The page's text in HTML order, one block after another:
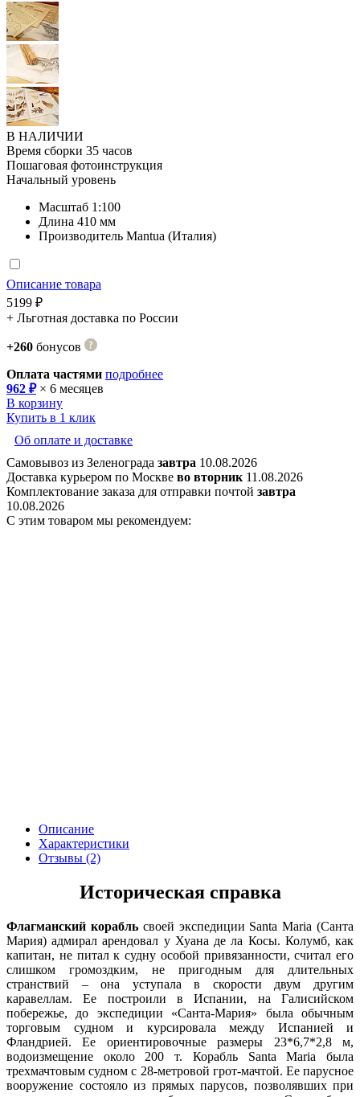
В НАЛИЧИИ
Время сборки 35 часов
Пошаговая фотоинструкция
Начальный уровень
Масштаб 1:100
Длина 410 мм
Производитель Mantua (Италия)
Описание товара
5199 ₽
+ Льготная доставка по России
+260 бонусов
Оплата частями подробнее
962 ₽× 6 месяцев
В корзину
Купить в 1 клик
Об оплате и доставке
Самовывоз из Зеленограда завтра 10.08.2026
Доставка курьером по Москве во вторник 11.08.2026
Комплектование заказа для отправки почтой завтра
10.08.2026
С этим товаром мы рекомендуем:
Описание
Характеристики
Отзывы (2)
Историческая справка
Флагманский корабльсвоей экспедиции Santa Maria (Санта
Мария) адмирал арендовал у Хуана де ла Косы. Колумб, как
капитан, не питал к судну особой привязанности, считал его
слишком громоздким, не пригодным для длительных
странствий – она уступала в скорости двум другим
каравеллам. Ее построили в Испании, на Галисийском
побережье, до экспедиции «Санта-Мария» была обычным
торговым судном и курсировала между Испанией и
Фландрией. Ее ориентировочные размеры 23*6,7*2,8 м,
водоизмещение около 200 т. Корабль Santa Maria была
трехмачтовым судном с 28-метровой грот-мачтой. Ее парусное
вооружение состояло из прямых парусов, позволявших при